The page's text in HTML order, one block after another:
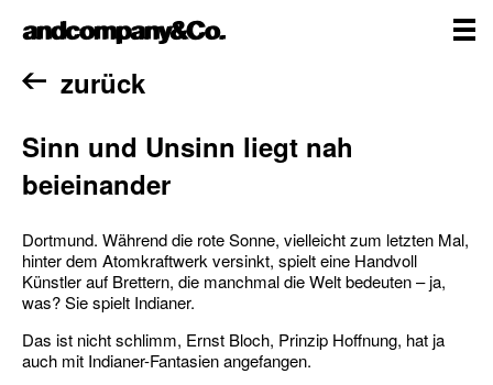
Inhalt
andcompany&Co
Homezurück
Sinn und Unsinn liegt nah
beieinander
Dortmund. Während die rote Sonne, vielleicht zum letzten Mal,
hinter dem Atomkraftwerk versinkt, spielt eine Handvoll
Künstler auf Brettern, die manchmal die Welt bedeuten – ja,
was? Sie spielt Indianer.
Das ist nicht schlimm, Ernst Bloch, Prinzip Hoffnung, hat ja
auch mit Indianer-Fantasien angefangen.